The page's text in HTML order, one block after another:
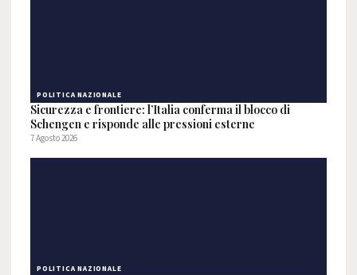
POLITICA NAZIONALE
Sicurezza e frontiere: l’Italia conferma il blocco di
Schengen e risponde alle pressioni esterne
7 Agosto 2026
POLITICA NAZIONALE